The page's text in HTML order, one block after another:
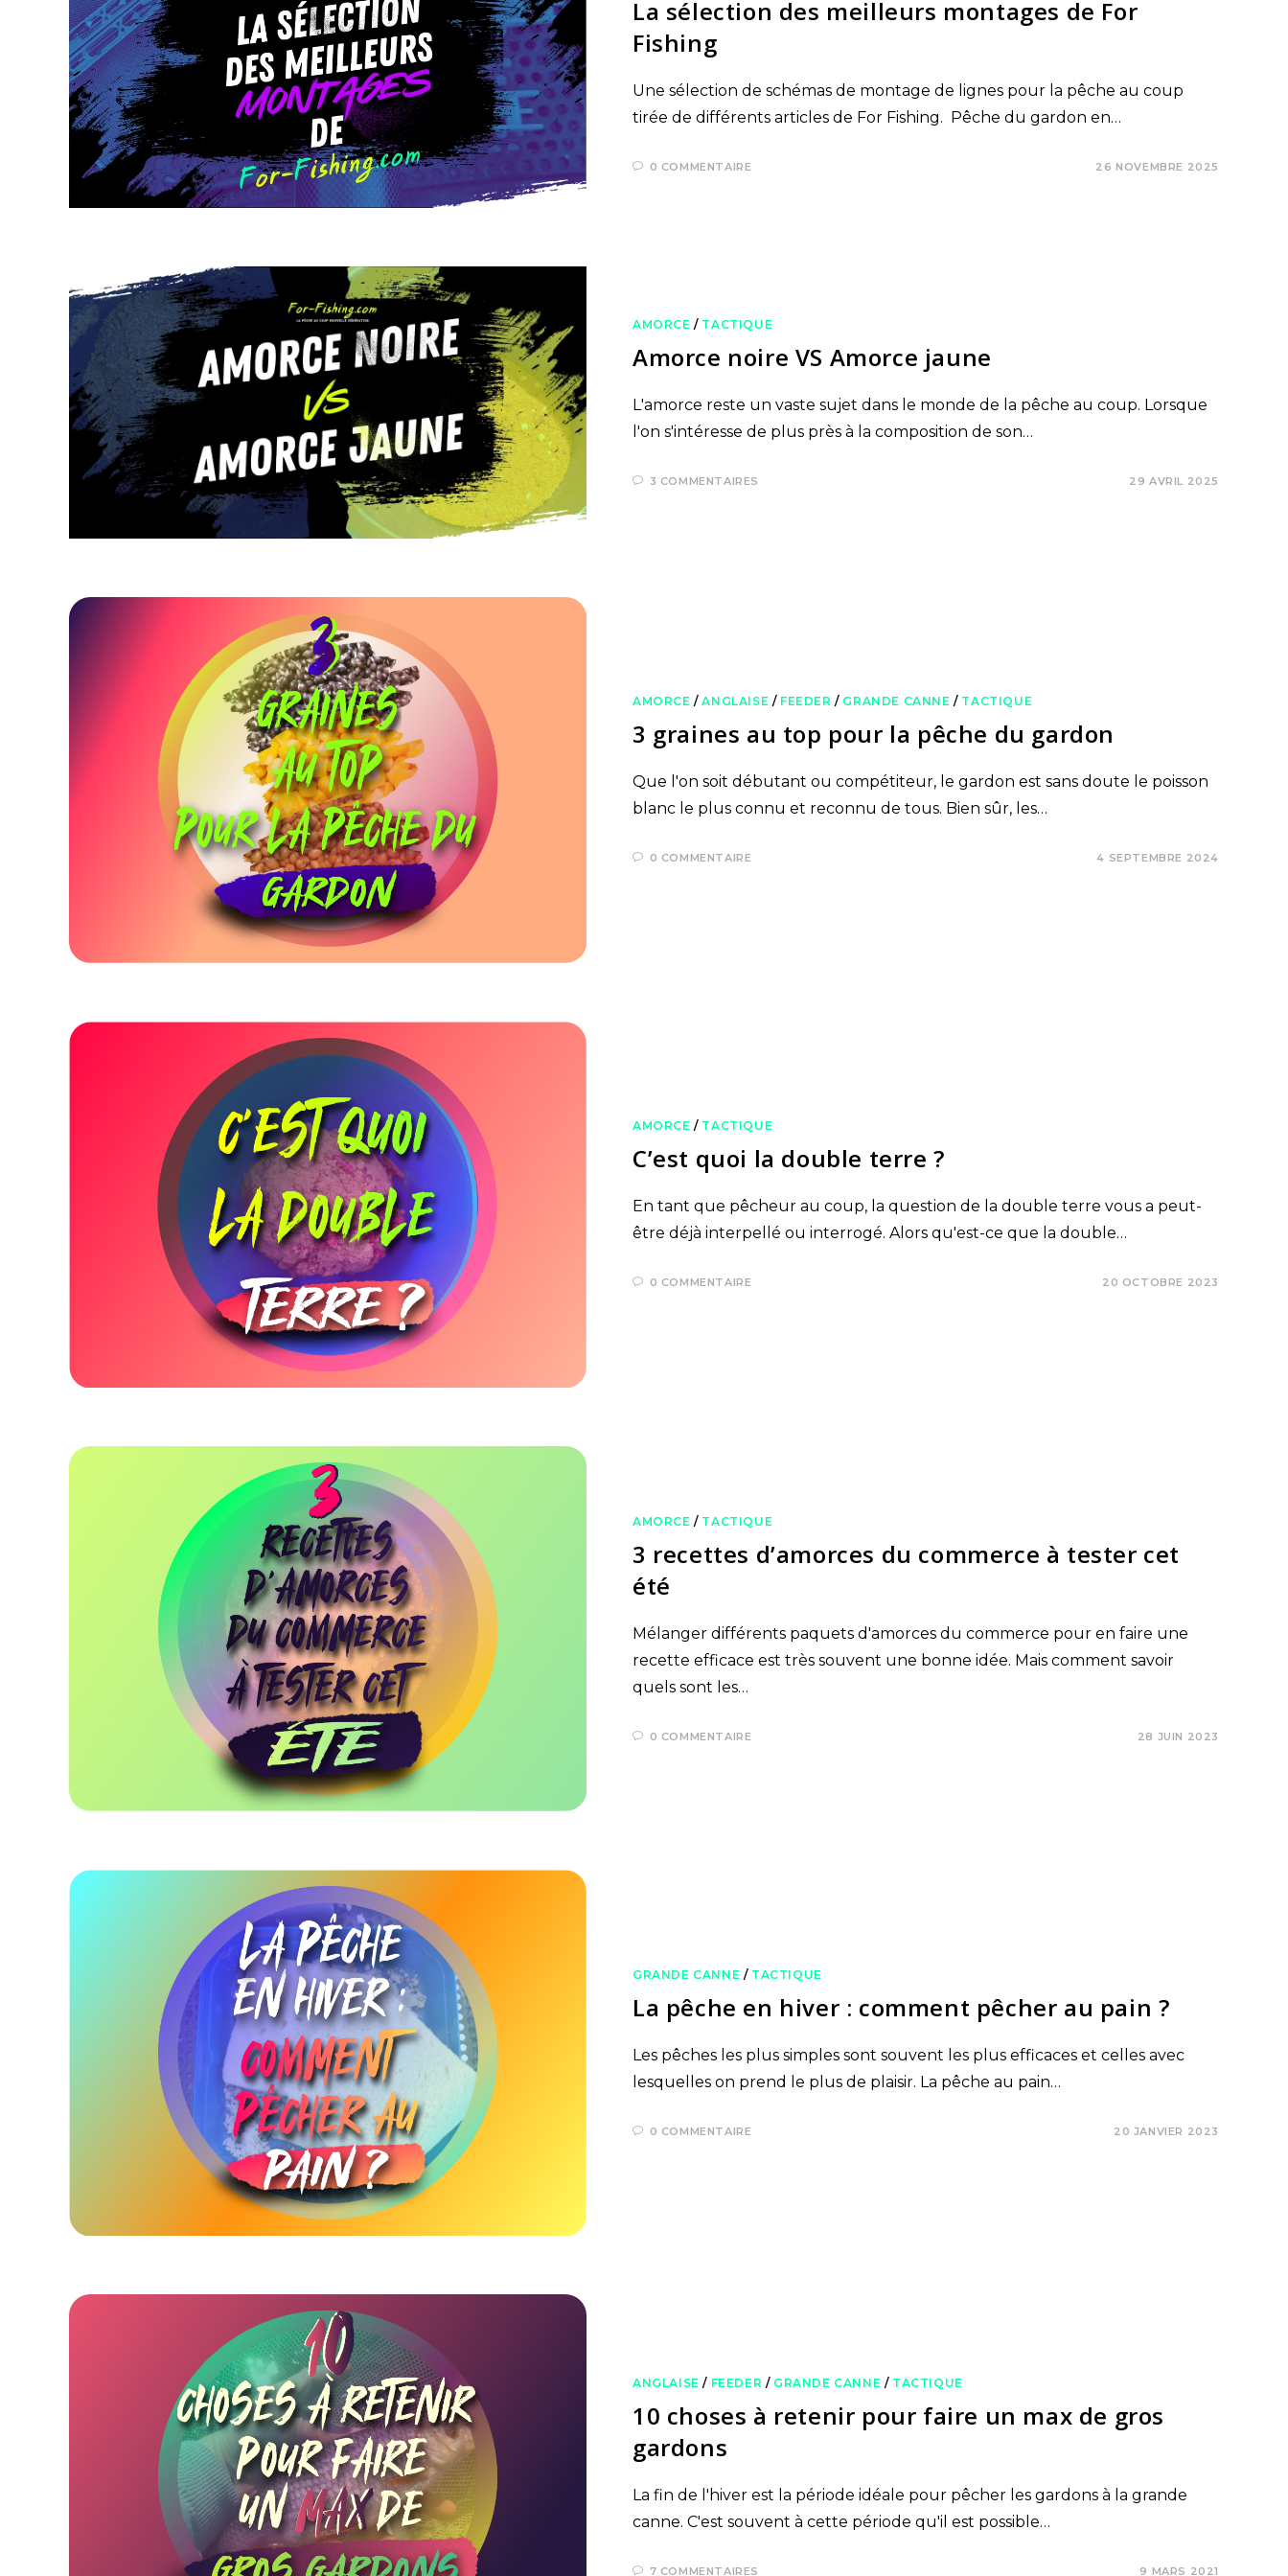
La sélection des meilleurs montages de For
Fishing
Une sélection de schémas de montage de lignes pour la pêche au coup
tirée de différents articles de For Fishing. Pêche du gardon en…
0 COMMENTAIRE 26 NOVEMBRE 2025
AMORCE / TACTIQUE
Amorce noire VS Amorce jaune
L'amorce reste un vaste sujet dans le monde de la pêche au coup. Lorsque
l'on s'intéresse de plus près à la composition de son…
3 COMMENTAIRES 29 AVRIL 2025
AMORCE /ANGLAISE / FEEDER / GRANDE CANNE / TACTIQUE
3 graines au top pour la pêche du gardon
Que l'on soit débutant ou compétiteur, le gardon est sans doute le poisson
blanc le plus connu et reconnu de tous. Bien sûr, les…
0 COMMENTAIRE 4 SEPTEMBRE 2024
AMORCE / TACTIQUE
C’est quoi la double terre ?
En tant que pêcheur au coup, la question de la double terre vous a peut-
être déjà interpellé ou interrogé. Alors qu'est-ce que la double…
0 COMMENTAIRE 20 OCTOBRE 2023
AMORCE / TACTIQUE
3 recettes d’amorces du commerce à tester cet
été
Mélanger différents paquets d'amorces du commerce pour en faire une
recette efficace est très souvent une bonne idée. Mais comment savoir
quels sont les…
0 COMMENTAIRE 28 JUIN 2023
GRANDE CANNE / TACTIQUE
La pêche en hiver : comment pêcher au pain ?
Les pêches les plus simples sont souvent les plus efficaces et celles avec
lesquelles on prend le plus de plaisir. La pêche au pain…
0 COMMENTAIRE 20 JANVIER 2023
ANGLAISE / FEEDER / GRANDE CANNE / TACTIQUE
10 choses à retenir pour faire un max de gros
gardons
La fin de l'hiver est la période idéale pour pêcher les gardons à la grande
canne. C'est souvent à cette période qu'il est possible…
7 COMMENTAIRES 9 MARS 2021